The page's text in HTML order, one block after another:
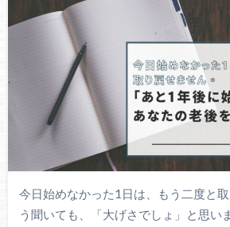
今日始めなかった1日は、もう二度と
う聞いても、「大げさでしょ」と思い